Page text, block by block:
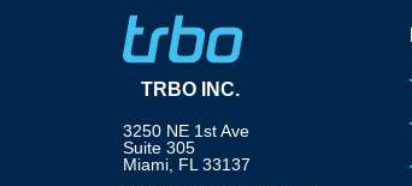
TRBO INC.
3250 NE 1st Ave
Suite 305
Miami, FL 33137